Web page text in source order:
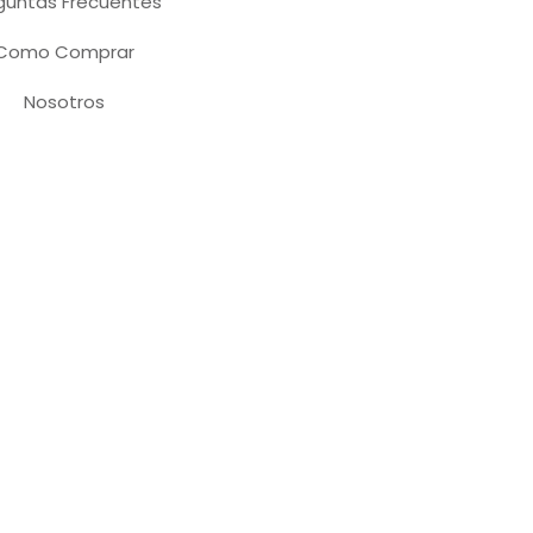
Comprar
Nosotros